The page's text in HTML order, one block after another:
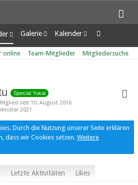
online
Galerie
Alben
Bilder
Kalender
Wochenansicht
Tagesansicht
online Team-Mitglieder Mitgliedersuche
Special Yukai
seit 10. August 2016
2021
Durch die Nutzung unserer Seite erklären
dass wir Cookies setzen. Weitere
Letzte Aktivitäten Likes